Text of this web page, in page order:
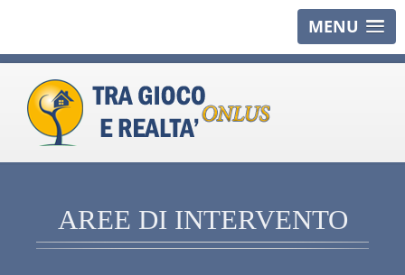
MENU
AREE DI INTERVENTO